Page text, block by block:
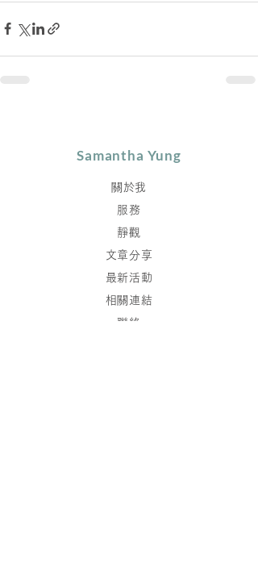
Samantha Yung
關於我
服務
靜觀
文章分享
最新活動
相關連結
聯絡